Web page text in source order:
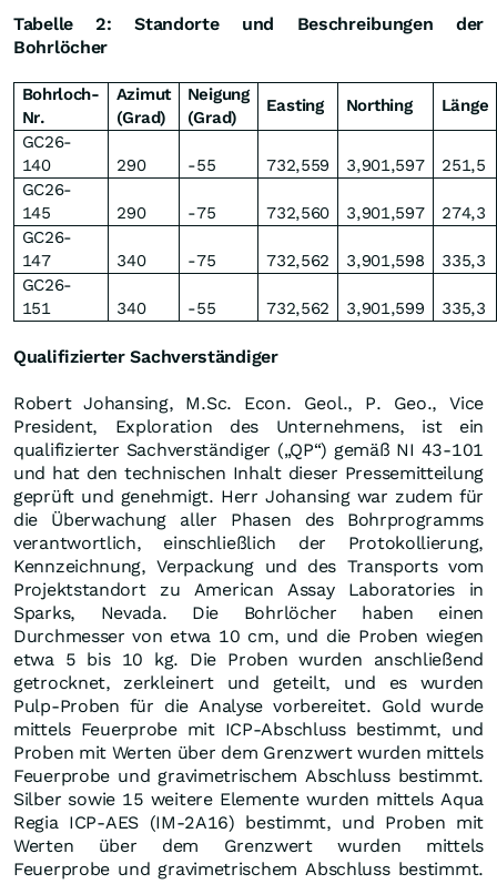
Tabelle 2: Standorte und Beschreibungen der
Bohrlöcher
Bohrloch-
Nr.
Azimut
(Grad)
Neigung
(Grad)
Easting Northing
Länge
GC26-
140
290 -55 732,559 3,901,597
251,5
GC26-
145
290 -75 732,560 3,901,597
274,3
GC26-
147
340 -75 732,562 3,901,598
335,3
GC26-
151
340 -55 732,562 3,901,599 335,3
Qualifizierter Sachverständiger
Robert Johansing, M.Sc. Econ. Geol., P. Geo., Vice
President, Exploration des Unternehmens, ist ein
qualifizierter Sachverständiger („QP“) gemäß NI 43-101
und hat den technischen Inhalt dieser Pressemitteilung
geprüft und genehmigt. Herr Johansing war zudem für
die Überwachung aller Phasen des Bohrprogramms
verantwortlich, einschließlich der Protokollierung,
Kennzeichnung, Verpackung und des Transports vom
Projektstandort zu American Assay Laboratories in
Sparks, Nevada. Die Bohrlöcher haben einen
Durchmesser von etwa 10 cm, und die Proben wiegen
etwa 5 bis 10 kg. Die Proben wurden anschließend
getrocknet, zerkleinert und geteilt, und es wurden
Pulp-Proben für die Analyse vorbereitet. Gold wurde
mittels Feuerprobe mit ICP-Abschluss bestimmt, und
Proben mit Werten über dem Grenzwert wurden mittels
Feuerprobe und gravimetrischem Abschluss bestimmt.
Silber sowie 15 weitere Elemente wurden mittels Aqua
Regia ICP-AES (IM-2A16) bestimmt, und Proben mit
Werten über dem Grenzwert wurden mittels
Feuerprobe und gravimetrischem Abschluss bestimmt.